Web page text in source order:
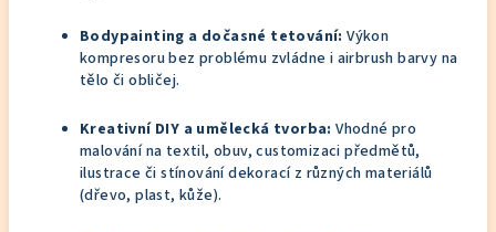
Bodypainting a dočasné tetování: Výkon
kompresoru bez problému zvládne i airbrush barvy na
tělo či obličej.
Kreativní DIY a umělecká tvorba: Vhodné pro
malování na textil, obuv, customizaci předmětů,
ilustrace či stínování dekorací z různých materiálů
(dřevo, plast, kůže).